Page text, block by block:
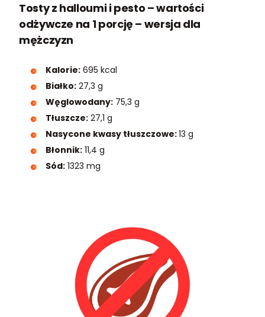
Tosty z halloumi i pesto – wartości
odżywcze na 1 porcję – wersja dla
mężczyzn
Kalorie: 695 kcal
Białko: 27,3 g
Węglowodany: 75,3 g
Tłuszcze: 27,1 g
Nasycone kwasy tłuszczowe:13 g
Błonnik: 11,4 g
Sód: 1323 mg